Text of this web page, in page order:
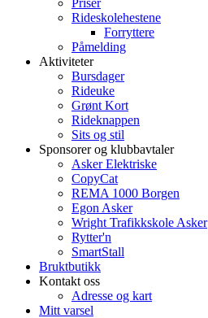
Priser
Rideskolehestene
Forryttere
Påmelding
Aktiviteter
Bursdager
Rideuke
Grønt Kort
Rideknappen
Sits og stil
Sponsorer og klubbavtaler
Asker Elektriske
CopyCat
REMA 1000 Borgen
Egon Asker
Wright Trafikkskole Asker
Rytter'n
SmartStall
Bruktbutikk
Kontakt oss
Adresse og kart
Mitt varsel